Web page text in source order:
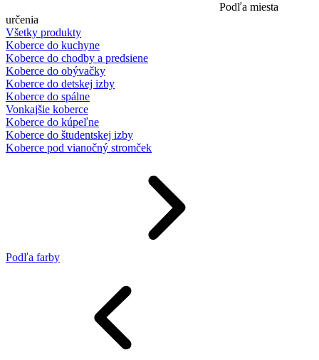
Podľa miesta
určenia
Všetky produkty
Koberce do kuchyne
Koberce do chodby a predsiene
Koberce do obývačky
Koberce do detskej izby
Koberce do spálne
Vonkajšie koberce
Koberce do kúpeľne
Koberce do študentskej izby
Koberce pod vianočný stromček
Podľa farby